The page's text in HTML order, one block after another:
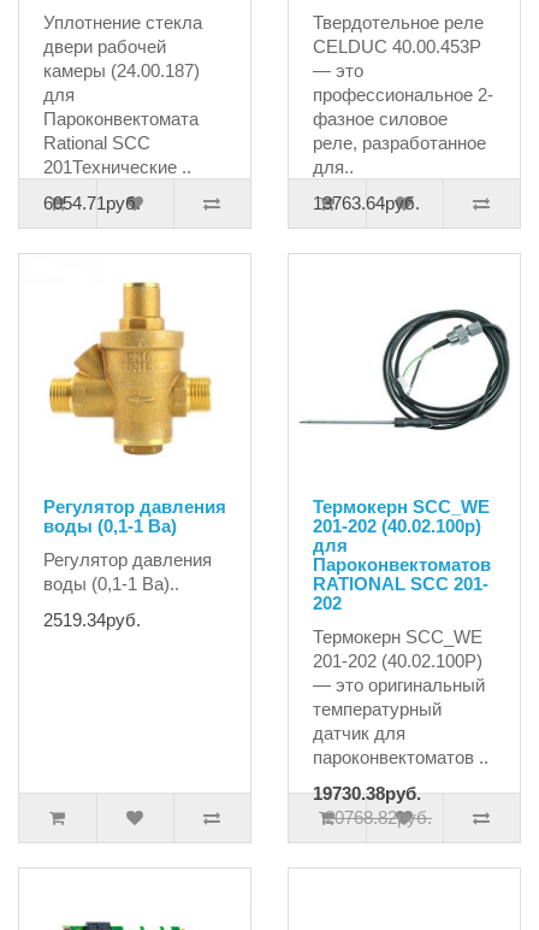
Уплотнение стекла
двери рабочей
камеры (24.00.187)
для
Пароконвектомата
Rational SCC
201Технические ..
6054.71руб.
Твердотельное реле
CELDUC 40.00.453P
— это
профессиональное 2-
фазное силовое
реле, разработанное
для..
13763.64руб.
Регулятор давления
воды (0,1-1 Ba)
Регулятор давления
воды (0,1-1 Ba)..
2519.34руб.
Термокерн SCC_WE
201-202 (40.02.100p)
для
Пароконвектоматов
RATIONAL SCC 201-
202
Термокерн SCC_WE
201-202 (40.02.100P)
— это оригинальный
температурный
датчик для
пароконвектоматов ..
19730.38руб.
20768.82руб.